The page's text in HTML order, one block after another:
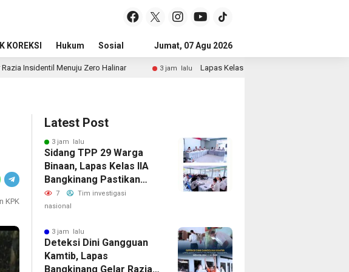
KOREKSI Hukum Sosial Pendidikan Politik
Jumat, 07 Agu 2026
Zero Halinar 3 jam lalu Lapas Kelas IIB Teluk Kuantan Gelar Rapat Persiapan HUT RI
KPK
Latest Post
3 jam lalu
Sidang TPP 29 Warga
Binaan, Lapas Kelas IIA
Bangkinang Pastikan
Layanan Integrasi Gratis
Dan Transparan
7
Tim investigasi
nasional
3 jam lalu
Deteksi Dini Gangguan
Kamtib, Lapas
Bangkinang Gelar Razia